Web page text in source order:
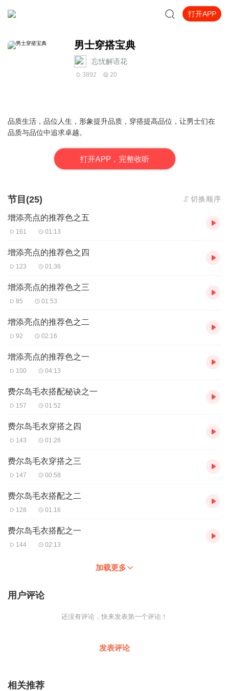
打开APP
男士穿搭宝典
忘忧解语花
3892 20
品质生活，品位人生，形象提升品质，穿搭提高品位，让男士们在
品质与品位中追求卓越。
打开APP，完整收听
节目(25) 切换顺序
增添亮点的推荐色之五
161 01:13
增添亮点的推荐色之四
123 01:36
增添亮点的推荐色之三
85 01:53
增添亮点的推荐色之二
92 02:16
增添亮点的推荐色之一
100 04:13
费尔岛毛衣搭配秘诀之一
157 01:52
费尔岛毛衣穿搭之四
143 01:26
费尔岛毛衣穿搭之三
147 00:58
费尔岛毛衣搭配之二
128 01:16
费尔岛毛衣搭配之一
144 02:13
加载更多
用户评论
还没有评论，快来发表第一个评论！
发表评论
相关推荐